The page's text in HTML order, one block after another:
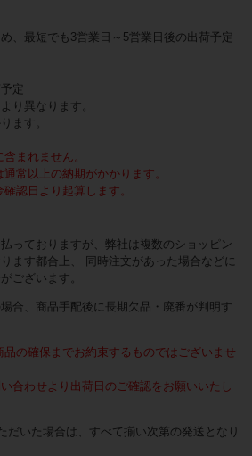
、最短でも3営業日～5営業日後の出荷予定
定
り異なります。
ます。
まれません。
常以上の納期がかかります。
認日より起算します。
っておりますが、弊社は複数のショッピン
ます都合上、 同時注文があった場合などに
ございます。
合、商品手配後に長期欠品・廃番が判明す
品の確保までお約束するものではございませ
合わせより出荷日のご確認をお願いいたし
だいた場合は、すべて揃い次第の発送となり